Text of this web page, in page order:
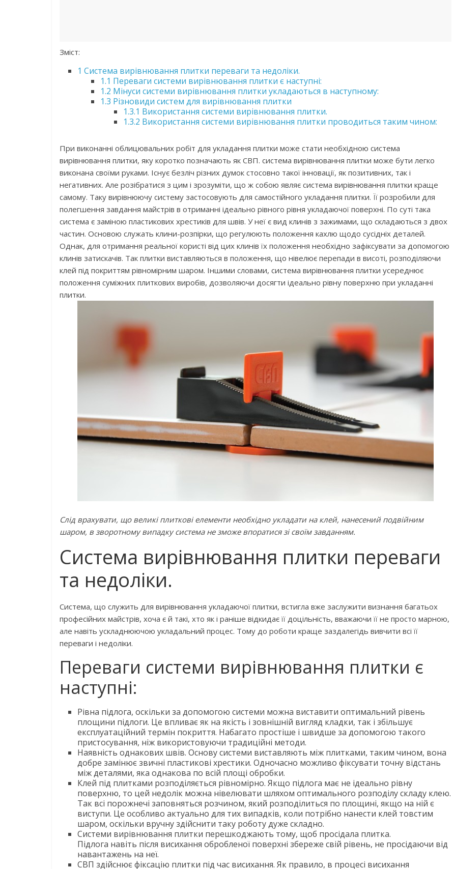
Зміст:
1 Система вирівнювання плитки переваги та недоліки.
1.1 Переваги системи вирівнювання плитки є наступні:
1.2 Мінуси системи вирівнювання плитки укладаються в наступному:
1.3 Різновиди систем для вирівнювання плитки
1.3.1 Використання системи вирівнювання плитки.
1.3.2 Використання системи вирівнювання плитки проводиться таким чином:
При виконанні облицювальних робіт для укладання плитки може стати необхідною система
вирівнювання плитки, яку коротко позначають як СВП. система вирівнювання плитки може бути легко
виконана своїми руками. Існує безліч різних думок стосовно такої інновації, як позитивних, так і
негативних. Але розібратися з цим і зрозуміти, що ж собою являє система вирівнювання плитки краще
самому. Таку вирівнюючу систему застосовують для самостійного укладання плитки. Її розробили для
полегшення завдання майстрів в отриманні ідеально рівного рівня укладаючої поверхні. По суті така
система є заміною пластикових хрестиків для швів. У неї є вид клинів з зажимами, що складаються з двох
частин. Основою служать клини-розпірки, що регулюють положення кахлю щодо сусідніх деталей.
Однак, для отримання реальної користі від цих клинів їх положення необхідно зафіксувати за допомогою
клинів затискачів. Так плитки виставляються в положення, що нівелює перепади в висоті, розподіляючи
клей під покриттям рівномірним шаром. Іншими словами, система вирівнювання плитки усереднює
положення суміжних плиткових виробів, дозволяючи досягти ідеально рівну поверхню при укладанні
плитки.
Слід врахувати, що великі плиткові елементи необхідно укладати на клей, нанесений подвійним
шаром, в зворотному випадку система не зможе впоратися зі своїм завданням.
Система вирівнювання плитки переваги
та недоліки.
Система, що служить для вирівнювання укладаючої плитки, встигла вже заслужити визнання багатьох
професійних майстрів, хоча є й такі, хто як і раніше відкидає її доцільність, вважаючи її не просто марною,
але навіть ускладнюючою укладальний процес. Тому до роботи краще заздалегідь вивчити всі її
переваги і недоліки.
Переваги системи вирівнювання плитки є
наступні:
Рівна підлога, оскільки за допомогою системи можна виставити оптимальний рівень
площини підлоги. Це впливає як на якість і зовнішній вигляд кладки, так і збільшує
експлуатаційний термін покриття. Набагато простіше і швидше за допомогою такого
пристосування, ніж використовуючи традиційні методи.
Наявність однакових швів. Основу системи виставляють між плитками, таким чином, вона
добре замінює звичні пластикові хрестики. Одночасно можливо фіксувати точну відстань
між деталями, яка однакова по всій площі обробки.
Клей під плитками розподіляється рівномірно. Якщо підлога має не ідеально рівну
поверхню, то цей недолік можна нівелювати шляхом оптимального розподілу складу клею.
Так всі порожнечі заповняться розчином, який розподілиться по площині, якщо на ній є
виступи. Це особливо актуально для тих випадків, коли потрібно нанести клей товстим
шаром, оскільки вручну здійснити таку роботу дуже складно.
Системи вирівнювання плитки перешкоджають тому, щоб просідала плитка.
Підлога навіть після висихання обробленої поверхні збереже свій рівень, не просідаючи від
навантажень на неї.
СВП здійснює фіксацію плитки під час висихання. Як правило, в процесі висихання